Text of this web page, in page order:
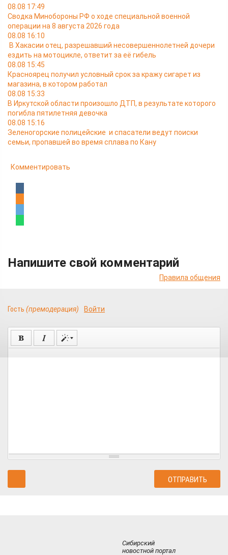
08.08 17:49
Сводка Минобороны РФ о ходе специальной военной
операции на 8 августа 2026 года
08.08 16:10
В Хакасии отец, разрешавший несовершеннолетней дочери
ездить на мотоцикле, ответит за её гибель
08.08 15:45
Красноярец получил условный срок за кражу сигарет из
магазина, в котором работал
08.08 15:33
В Иркутской области произошло ДТП, в результате которого
погибла пятилетняя девочка
08.08 15:16
Зеленогорские полицейские и спасатели ведут поиски
семьи, пропавшей во время сплава по Кану
Комментировать
Напишите свой комментарий
Правила общения
Гость (премодерация) Войти
Сибирский
новостной портал